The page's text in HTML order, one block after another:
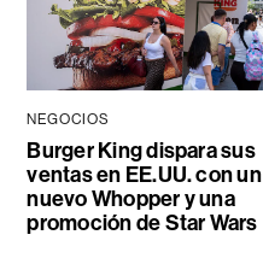
NEGOCIOS
Burger King dispara sus
ventas en EE.UU. con un
nuevo Whopper y una
promoción de Star Wars